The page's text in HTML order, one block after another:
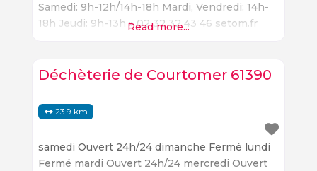
Samedi: 9h-12h/14h-18h Mardi, Vendredi: 14h-
18h Jeudi: 9h-13h » 02 32 32 43 46 setom.fr
de l’Eure, Verneuil-sur-Avre est une ville
visiteurs une variété de possibilités. La
Read more...
Déchèterie de Courtomer 61390
23.9 km
samedi Ouvert 24h/24 dimanche Fermé lundi
Fermé mardi Ouvert 24h/24 mercredi Ouvert